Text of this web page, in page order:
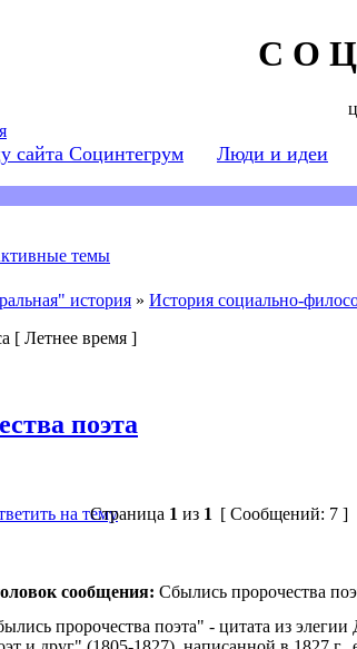
С О
сайта Социнтегрум Люди и идеи
темы
история » История социально-
[ Летнее время ]
поэта
Страница 1 из 1 [ Сообщений: 7 ]
сообщения: Сбылись пророчества
пророчества поэта" - цитата из